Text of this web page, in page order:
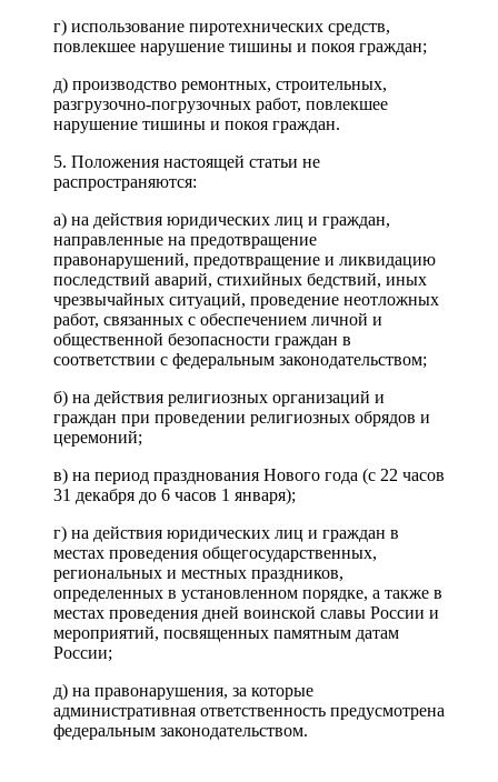
г) использование пиротехнических средств,
повлекшее нарушение тишины и покоя граждан;
д) производство ремонтных, строительных,
разгрузочно-погрузочных работ, повлекшее
нарушение тишины и покоя граждан.
5. Положения настоящей статьи не
распространяются:
а) на действия юридических лиц и граждан,
направленные на предотвращение
правонарушений, предотвращение и ликвидацию
последствий аварий, стихийных бедствий, иных
чрезвычайных ситуаций, проведение неотложных
работ, связанных с обеспечением личной и
общественной безопасности граждан в
соответствии с федеральным законодательством;
б) на действия религиозных организаций и
граждан при проведении религиозных обрядов и
церемоний;
в) на период празднования Нового года (с 22 часов
31 декабря до 6 часов 1 января);
г) на действия юридических лиц и граждан в
местах проведения общегосударственных,
региональных и местных праздников,
определенных в установленном порядке, а также в
местах проведения дней воинской славы России и
мероприятий, посвященных памятным датам
России;
д) на правонарушения, за которые
административная ответственность предусмотрена
федеральным законодательством.